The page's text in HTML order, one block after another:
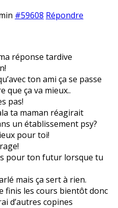
#59608 Répondre
réponse tardive
ton ami ça se passe
que ça va mieux..
pas!
ta maman réagirait
un établissement psy?
pour toi!
pour ton futur lorsque tu
mais ça sert à rien.
finis les cours bientôt donc
d’autres copines